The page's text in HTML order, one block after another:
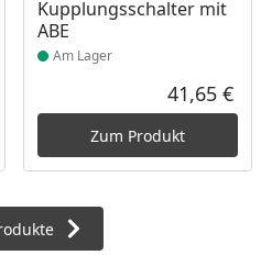
Preis
Kupplungsschalter mit
ABE
Am Lager
41,65 €
Zum Produkt